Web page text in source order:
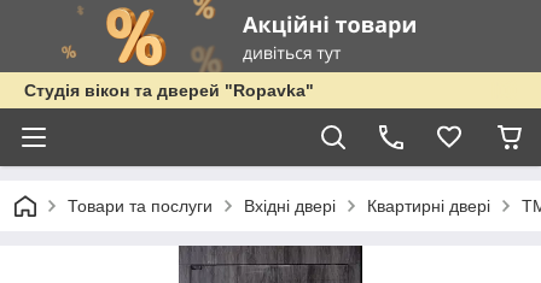
Студія вікон та дверей "Ropavka"
Товари та послуги Вхідні двері Квартирні двері